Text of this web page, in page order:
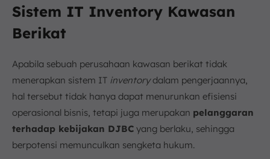
Sistem IT Inventory Kawasan
Berikat
Apabila sebuah perusahaan kawasan berikat tidak
menerapkan sistem IT inventorydalam pengerjaannya,
hal tersebut tidak hanya dapat menurunkan efisiensi
operasional bisnis, tetapi juga merupakan pelanggaran
terhadap kebijakan DJBC yang berlaku, sehingga
berpotensi memunculkan sengketa hukum.